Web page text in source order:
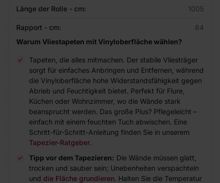
Länge der Rolle - cm: 1005
Rapport - cm:
64
Warum Vliestapeten mit Vinyloberfläche wählen?
Tapeten, die alles mitmachen. Der stabile Vliesträger
sorgt für einfaches Anbringen und Entfernen, während
die Vinyloberfläche hohe Widerstandsfähigkeit gegen
Abrieb und Feuchtigkeit bietet. Perfekt für Flure,
Küchen oder Wohnzimmer, wo die Wände stark
beansprucht werden. Das große Plus? Pflegeleicht –
einfach mit einem feuchten Tuch abwischen. Eine
Schritt-für-Schritt-Anleitung finden Sie in unserem
Tapezier-Ratgeber.
Tipp vor dem Tapezieren: Die Wände müssen glatt,
trocken und sauber sein; Unebenheiten verspachteln
und die Fläche grundieren. Halten Sie die Temperatur